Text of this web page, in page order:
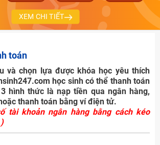
XEM CHI TIẾT
toán
và chọn lựa được khóa học yêu thích
học sinh có thể thanh toán
hình thức là nạp tiền qua ngân hàng,
thanh toán bằng ví điện tử.
tài khoản ngân hàng bằng cách kéo